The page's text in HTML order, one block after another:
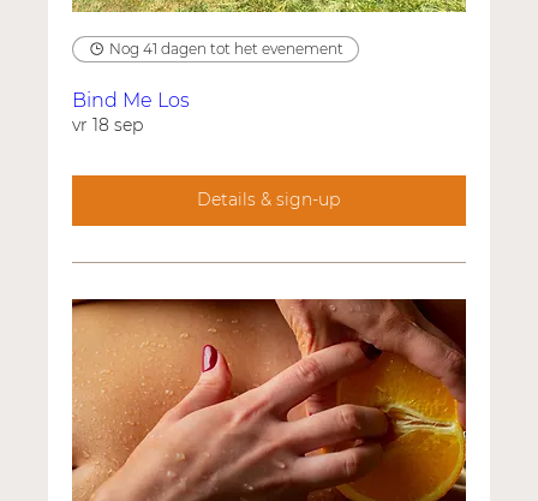
Nog 41 dagen tot het evenement
Bind Me Los
vr 18 sep
Details & sign-up